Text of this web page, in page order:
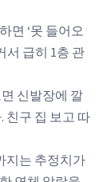
면 ‘못 들어오
서 급히 1층 관
신발장에 깔
친구 집 보고 따
지는 추정치가